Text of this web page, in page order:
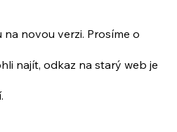
novou verzi. Prosíme o
najít, odkaz na starý web je